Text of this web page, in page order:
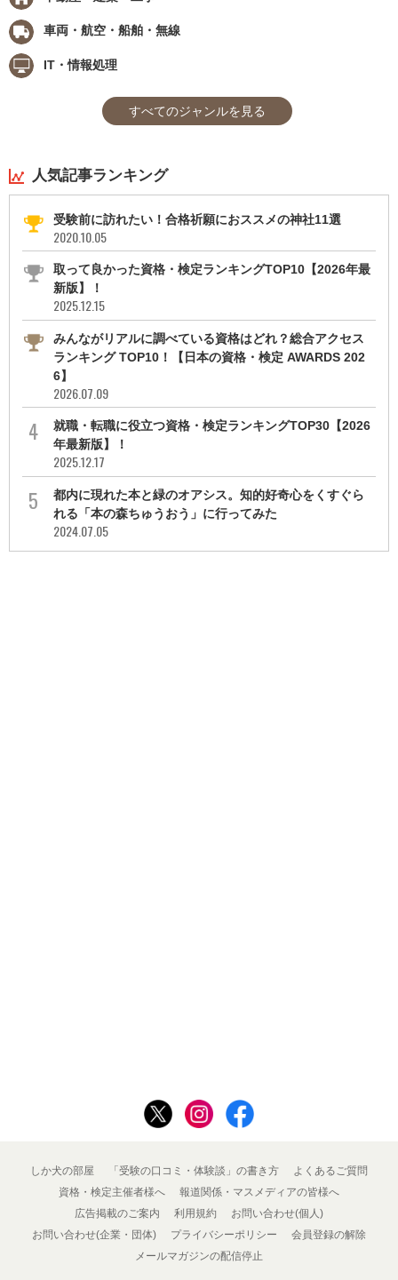
車両・航空・船舶・無線
IT・情報処理
すべてのジャンルを見る
人気記事ランキング
受験前に訪れたい！合格祈願におススメの神社11選
2020.10.05
取って良かった資格・検定ランキングTOP10【2026年最
新版】！
2025.12.15
みんながリアルに調べている資格はどれ？総合アクセス
ランキング TOP10！【日本の資格・検定 AWARDS 202
6】
2026.07.09
就職・転職に役立つ資格・検定ランキングTOP30【2026
年最新版】！
2025.12.17
都内に現れた本と緑のオアシス。知的好奇心をくすぐら
れる「本の森ちゅうおう」に行ってみた
2024.07.05
しか犬の部屋 「受験の口コミ・体験談」の書き方
よくあるご質問
資格・検定主催者様へ
報道関係・マスメディアの皆様へ
広告掲載のご案内
利用規約
お問い合わせ(個人)
お問い合わせ(企業・団体)
プライバシーポリシー
会員登録の解除
メールマガジンの配信停止